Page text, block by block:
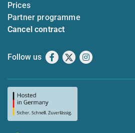
Prices
Partner programme
Cancel contract
Follow us Facebook
X Instagram